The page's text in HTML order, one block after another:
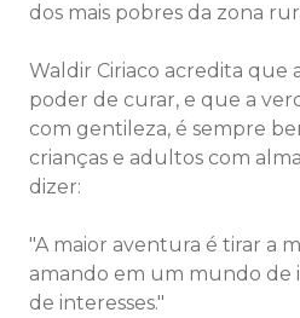
dos mais pobres da zona
Waldir Ciriaco acredita que
poder de curar, e que a
com gentileza, é sempre
crianças e adultos com
dizer:
"A maior aventura é tirar a
amando em um mundo de
de interesses."